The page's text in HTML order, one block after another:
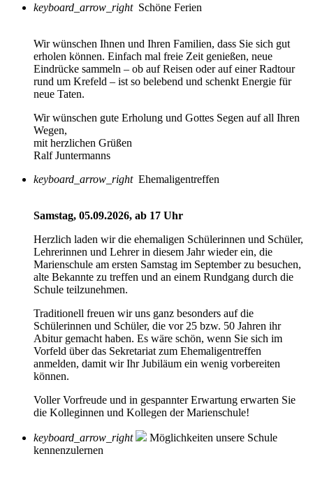
keyboard_arrow_right Schöne Ferien
Wir wünschen Ihnen und Ihren Familien, dass Sie sich gut
erholen können. Einfach mal freie Zeit genießen, neue
Eindrücke sammeln – ob auf Reisen oder auf einer Radtour
rund um Krefeld – ist so belebend und schenkt Energie für
neue Taten.
Wir wünschen gute Erholung und Gottes Segen auf all Ihren
Wegen,
mit herzlichen Grüßen
Ralf Juntermanns
keyboard_arrow_right Ehemaligentreffen
Samstag, 05.09.2026, ab 17 Uhr
Herzlich laden wir die ehemaligen Schülerinnen und Schüler,
Lehrerinnen und Lehrer in diesem Jahr wieder ein, die
Marienschule am ersten Samstag im September zu besuchen,
alte Bekannte zu treffen und an einem Rundgang durch die
Schule teilzunehmen.
Traditionell freuen wir uns ganz besonders auf die
Schülerinnen und Schüler, die vor 25 bzw. 50 Jahren ihr
Abitur gemacht haben. Es wäre schön, wenn Sie sich im
Vorfeld über das Sekretariat zum Ehemaligentreffen
anmelden, damit wir Ihr Jubiläum ein wenig vorbereiten
können.
Voller Vorfreude und in gespannter Erwartung erwarten Sie
die Kolleginnen und Kollegen der Marienschule!
keyboard_arrow_right
Möglichkeiten unsere Schule
kennenzulernen